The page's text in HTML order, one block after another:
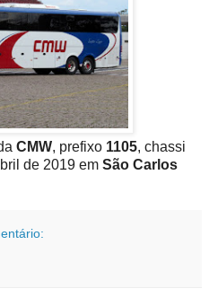
CMW, prefixo 1105, chassi
de 2019 em São Carlos